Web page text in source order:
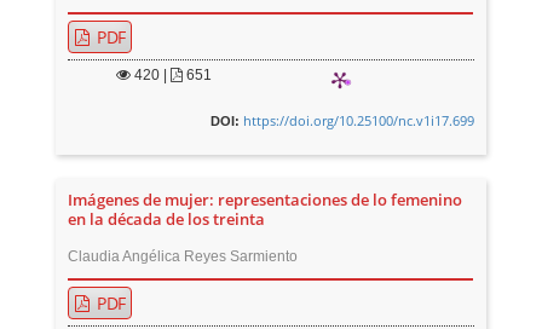
PDF
420 | 651
DOI: https://doi.org/10.25100/nc.v1i17.699
Imágenes de mujer: representaciones de lo femenino
en la década de los treinta
Claudia Angélica Reyes Sarmiento
PDF